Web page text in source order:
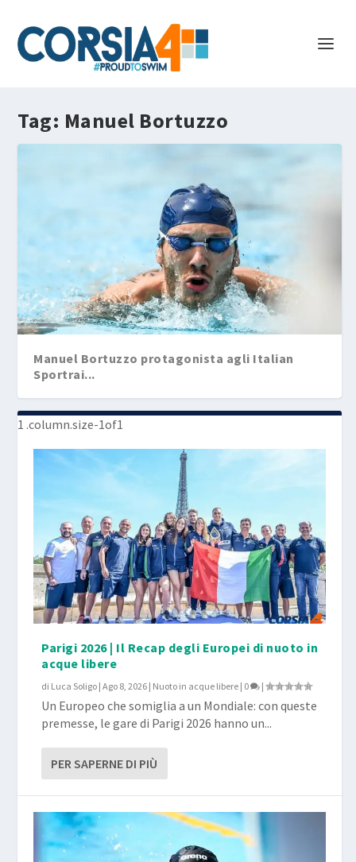
Tag: Manuel Bortuzzo
Manuel Bortuzzo protagonista agli Italian
Sportrai...
Parigi 2026 | Il Recap degli Europei di nuoto in
acque libere
di Luca Soligo |Ago 8, 2026 | Nuoto in acque libere | 0 |
Un Europeo che somiglia a un Mondiale: con queste
premesse, le gare di Parigi 2026 hanno un...
PER SAPERNE DI PIÙ